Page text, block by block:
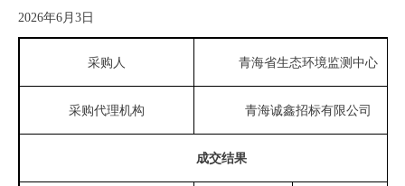
2026年6 月 3日
采购人 青海省生态环境监测中心
采购代理机构 青海诚鑫招标有限公司
成交结果